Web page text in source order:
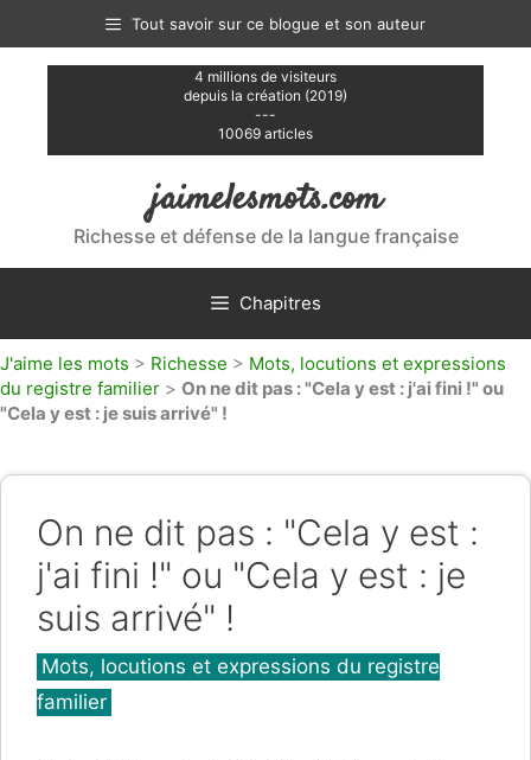
contenu
Tout savoir sur ce blogue et son auteur
4 millions de visiteurs
depuis la création (2019)
---
10069 articles
jaimelesmots.com
Richesse et défense de la langue française
Chapitres
J'aime les mots > Richesse > Mots, locutions et expressions
du registre familier > On ne dit pas : "Cela y est : j'ai fini !" ou
"Cela y est : je suis arrivé" !
On ne dit pas : "Cela y est :
j'ai fini !" ou "Cela y est : je
suis arrivé" !
Catégories
Mots, locutions et expressions du registre
familier